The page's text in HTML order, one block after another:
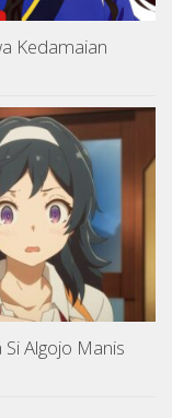
Kedamaian
Algojo Manis